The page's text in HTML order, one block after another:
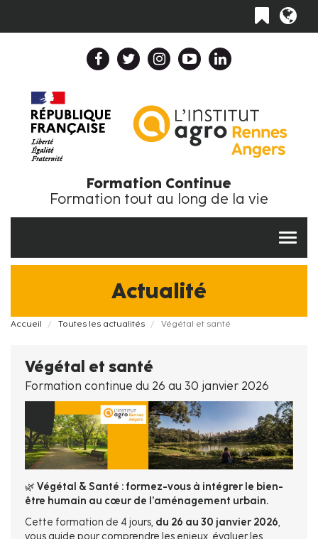
contenu
Toggle
navigation
Top
Navigation
Collapse
Formation Continue
Formation tout au long de la vie
Actualité
FilAccueil Toutes les actualités Végétal et santé
Végétal et santé
Formation continue du 26 au 30 janvier 2026
🌿 Végétal & Santé : formez-vous à intégrer le bien-
être humain au cœur de l’aménagement urbain.
Cette formation de 4 jours, du 26 au 30 janvier 2026,